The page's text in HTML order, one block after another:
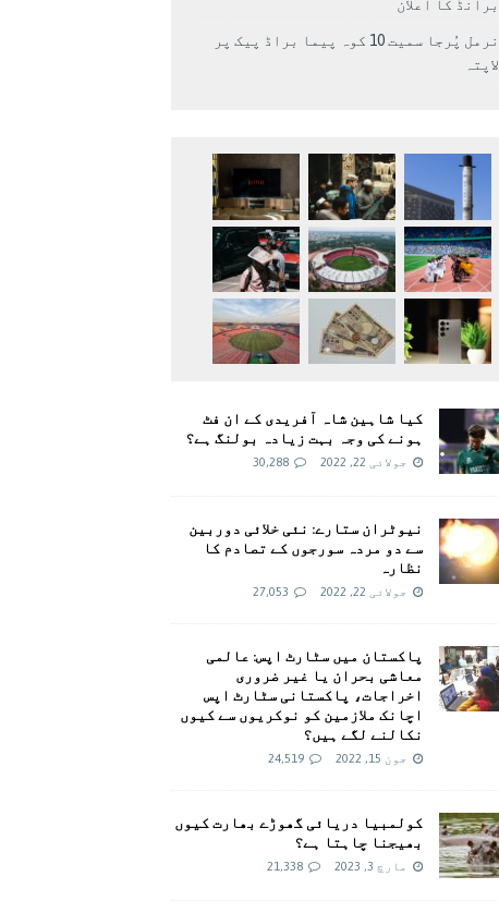
برانڈ کا اعلان
نرمل پُرجا سمیت 10 کوہ پیما براڈ پیک پر
لاپتہ
کیا شاہین شاہ آفریدی کے ان فٹ
ہونے کی وجہ بہت زیادہ بولنگ ہے؟
جولائی 22, 2022 30,288
نیوٹران ستارے: نئی خلائی دوربین
سے دو مردہ سورجوں کے تصادم کا
نظارہ
جولائی 22, 2022 27,053
پاکستان میں سٹارٹ اپس: عالمی
معاشی بحران یا غیر ضروری
اخراجات، پاکستانی سٹارٹ اپس
اچانک ملازمین کو نوکریوں سے کیوں
نکالنے لگے ہیں؟
جون 15, 2022 24,519
کولمبیا دریائی گھوڑے بھارت کیوں
بھیجنا چاہتا ہے؟
مارچ 3, 2023 21,338